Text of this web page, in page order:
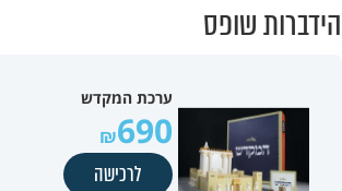
הידברות שופס
ערכת המקדש
690
לרכישה